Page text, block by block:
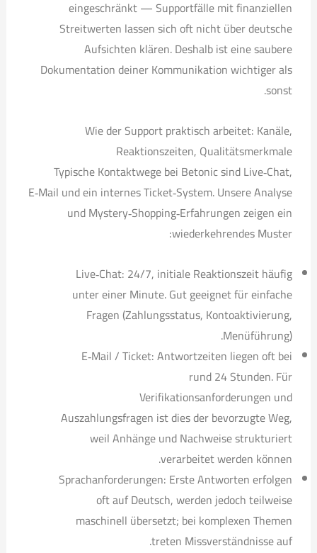
eingeschränkt — Supportfälle mit finanziellen
Streitwerten lassen sich oft nicht über deutsche
Aufsichten klären. Deshalb ist eine saubere
Dokumentation deiner Kommunikation wichtiger als
sonst.
Wie der Support praktisch arbeitet: Kanäle,
Reaktionszeiten, Qualitätsmerkmale
Typische Kontaktwege bei Betonic sind Live‑Chat,
E‑Mail und ein internes Ticket‑System. Unsere Analyse
und Mystery‑Shopping‑Erfahrungen zeigen ein
wiederkehrendes Muster:
Live‑Chat: 24/7, initiale Reaktionszeit häufig
unter einer Minute. Gut geeignet für einfache
Fragen (Zahlungsstatus, Kontoaktivierung,
Menüführung).
E‑Mail / Ticket: Antwortzeiten liegen oft bei
rund 24 Stunden. Für
Verifikationsanforderungen und
Auszahlungsfragen ist dies der bevorzugte Weg,
weil Anhänge und Nachweise strukturiert
verarbeitet werden können.
Sprachanforderungen: Erste Antworten erfolgen
oft auf Deutsch, werden jedoch teilweise
maschinell übersetzt; bei komplexen Themen
treten Missverständnisse auf.